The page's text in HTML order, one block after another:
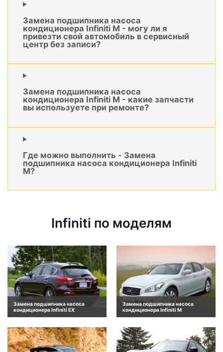
Замена подшипника насоса
кондиционера Infiniti M - могу ли я
привезти свой автомобиль в сервисный
центр без записи?
Замена подшипника насоса
кондиционера Infiniti M - какие запчасти
вы используете при ремонте?
Где можно выполнить - Замена
подшипника насоса кондиционера Infiniti
M?
Infiniti по моделям
Замена подшипника насоса
кондиционера Infiniti EX
Замена подшипника насоса
кондиционера Infiniti M